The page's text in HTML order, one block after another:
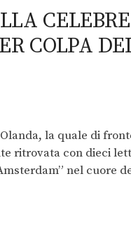
COLPA
la quale di
ritrovata con dieci
nel cuore